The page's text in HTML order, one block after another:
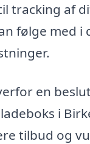
tracking af
følge med i
en
i
tilbud og